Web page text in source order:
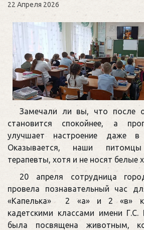
22 Апреля 2026
Замечали ли вы, что после
становится спокойнее, а
улучшает настроение даже
Оказывается, наши
терапевты, хотя и не носят белые
20 апреля сотрудница
провела познавательный час
«Капелька» 2 «а» и 2 «в»
кадетскими классами имени Г.С.
была посвящена животным,